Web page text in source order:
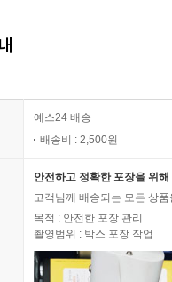
예스24 배송
배송비 : 2,500원
안전하고 정확한 포장을 위
고객님께 배송되는 모든 상
목적 : 안전한 포장 관리
촬영범위 : 박스 포장 작업